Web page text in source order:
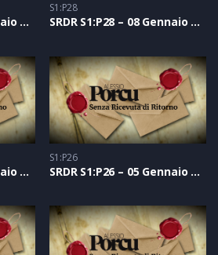
SRDR S1:P29 – 11 Gennaio 2021
S1:P28
SRDR S1:P28 – 08 Gennaio 2021
SRDR S1:P27 – 07 Gennaio 2021
S1:P26
SRDR S1:P26 – 05 Gennaio 2021